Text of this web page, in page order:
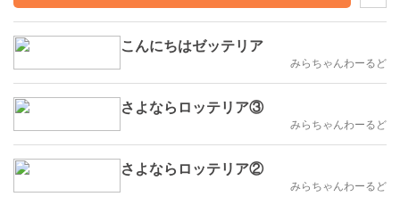
こんにちはゼッテリア
みらちゃんわーるど
さよならロッテリア③
みらちゃんわーるど
さよならロッテリア②
みらちゃんわーるど